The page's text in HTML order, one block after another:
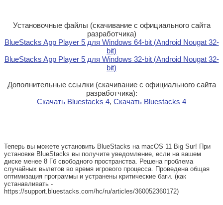
Установочные файлы (скачивание с официального сайта
разработчика)
BlueStacks App Player 5 для Windows 64-bit (Android Nougat 32-
bit)
BlueStacks App Player 5 для Windows 32-bit (Android Nougat 32-
bit)
Дополнительные ссылки (скачивание с официального сайта
разработчика):
Скачать Bluestacks 4, Скачать Bluestacks 4
Теперь вы можете установить BlueStacks на macOS 11 Big Sur! При
установке BlueStacks вы получите уведомление, если на вашем
диске менее 8 Гб свободного пространства. Решена проблема
случайных вылетов во время игрового процесса. Проведена общая
оптимизация программы и устранены критические баги. (как
устанавливать -
https://support.bluestacks.com/hc/ru/articles/360052360172)